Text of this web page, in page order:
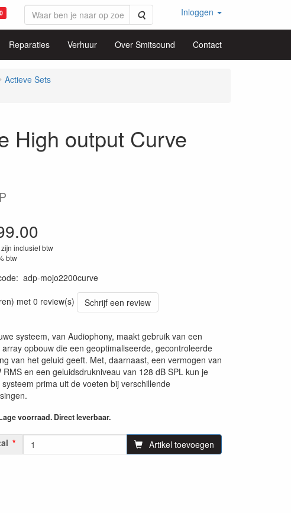
0 Zoeken Inloggen
Reparaties Verhuur Over Smitsound Contact
Actieve Sets
High output Curve
inclusief btw
btw
: adp-mojo2200curve
met 0 review(s)
Schrijf een review
systeem, van Audiophony, maakt gebruik van een
opbouw die een geoptimaliseerde, gecontroleerde
van het geluid geeft. Met, daarnaast, een vermogen van
RMS en een geluidsdrukniveau van 128 dB SPL kun je
systeem prima uit de voeten bij verschillende
voorraad. Direct leverbaar.
Artikel toevoegen